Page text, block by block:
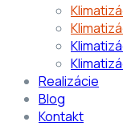
Realizácie
Blog
Kontakt